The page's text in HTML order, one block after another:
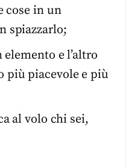
cose in un
spiazzarlo;
e l’altro
più piacevole e più
al volo chi sei,